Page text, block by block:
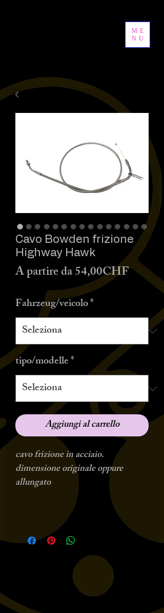
ME
NU
Cavo Bowden frizione
Highway Hawk
A partire da54,00CHFPrezzo
scontato
Fahrzeug/veicolo*
tipo/modelle*
Aggiungi al carrello
cavo frizione in acciaio.
dimensione originale oppure
allungato